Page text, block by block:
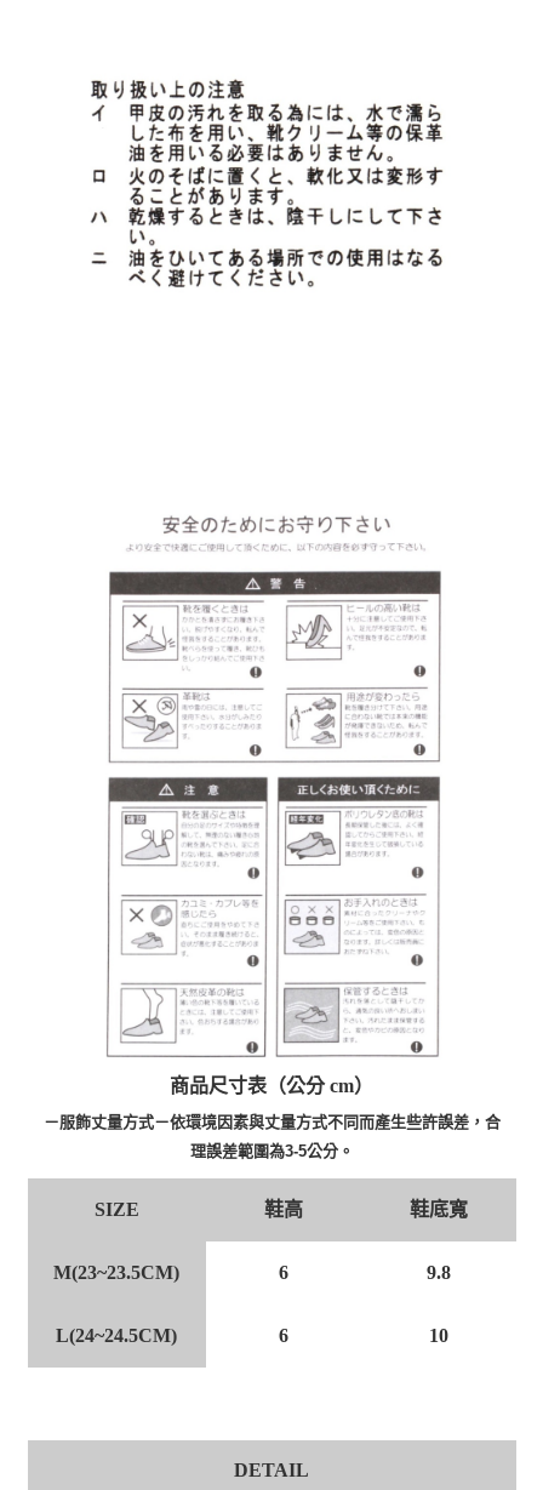
商品尺寸表（公分 cm）
－服飾丈量方式－依環境因素與丈量方式不同而產生些許誤差，合
理誤差範圍為3-5公分。
SIZE 鞋高 鞋底寬
M(23~23.5CM) 6 9.8
L(24~24.5CM) 6 10
DETAIL